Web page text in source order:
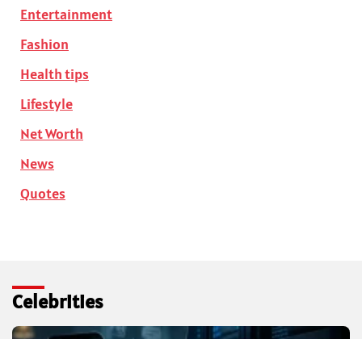
Entertainment
Fashion
Health tips
Lifestyle
Net Worth
News
Quotes
Celebrities